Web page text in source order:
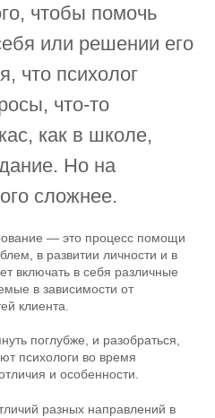
чтобы помочь
или решении его
что психолог
что-то
как в школе,
Но на
сложнее.
— это процесс помощи
в развитии личности и в
включать в себя различные
в зависимости от
клиента.
поглубже, и разобраться,
психологи во время
и особенности.
разных направлений в